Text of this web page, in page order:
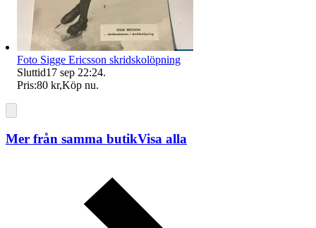
Foto Sigge Ericsson skridskolöpning
Sluttid17 sep 22:24.
Pris:80 kr,Köp nu.
Mer från samma butikVisa alla